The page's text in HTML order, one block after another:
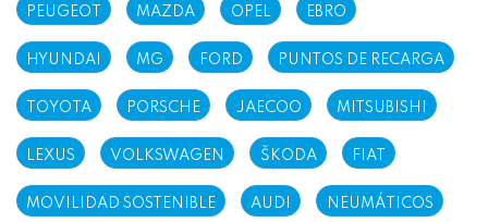
PEUGEOT MAZDA OPEL EBRO
HYUNDAI MG FORD PUNTOS DE RECARGA
TOYOTA PORSCHE JAECOO MITSUBISHI
LEXUS VOLKSWAGEN ŠKODA FIAT
MOVILIDAD SOSTENIBLE AUDI NEUMÁTICOS